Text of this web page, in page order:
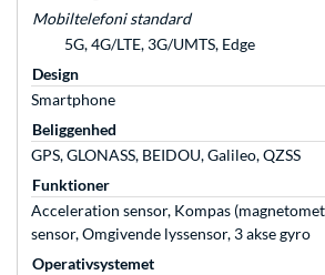
Mobiltelefoni standard
5G, 4G/LTE, 3G/UMTS, Edge
Design
Smartphone
Beliggenhed
GPS, GLONASS, BEIDOU, Galileo, QZSS
Funktioner
Acceleration sensor, Kompas
sensor, Omgivende lyssensor, 3 akse gyro
Operativsystemet